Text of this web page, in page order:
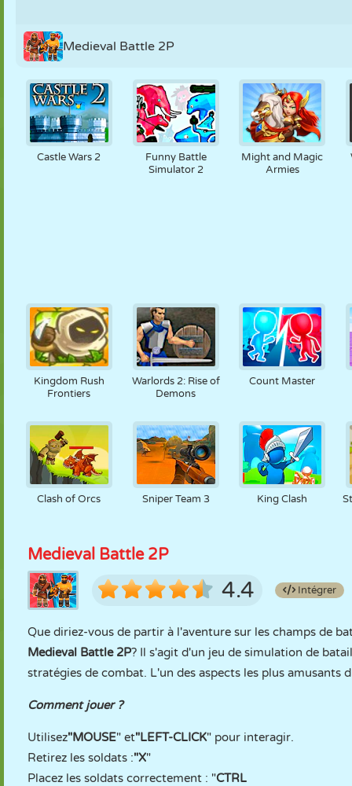
Medieval Battle 2P
Castle Wars 2
Funny Battle
Simulator 2
Might and Magic
Armies
Kingdom Rush
Frontiers
Warlords 2: Rise of
Demons
Count Master
Clash of Orcs Sniper Team 3 King Clash
Medieval Battle 2P
4.4 Intégrer
Que diriez-vous de partir à l'aventure sur les champs de
Medieval Battle 2P? Il s'agit d'un jeu de simulation de
stratégies de combat. L'un des aspects les plus
Comment jouer ?
Utilisez"MOUSE" et"LEFT-CLICK" pour interagir.
Retirez les soldats :"X"
Placez les soldats correctement : "CTRL